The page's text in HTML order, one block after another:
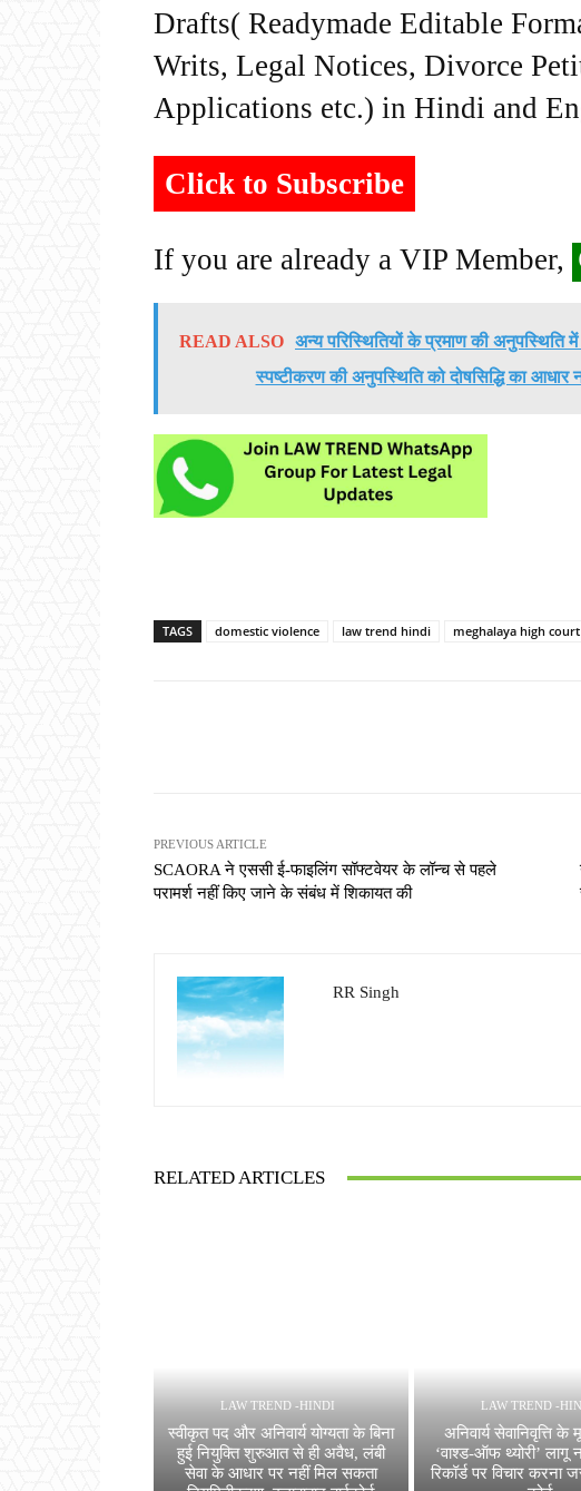
Drafts( Readymade Editable
Writs, Legal Notices, Divorce
Applications etc.) in Hindi and
Click to Subscribe
If you are already a VIP Member,
READ ALSO अन्य परिस्थितियों के प्रमाण की
स्पष्टीकरण की अनुपस्थिति को दोषसिद्धि का आधार
TAGS domestic violence law trend hindi meghalaya high court
PREVIOUS ARTICLE
SCAORA ने एससी ई-फाइलिंग सॉफ्टवेयर के लॉन्च से पहले
परामर्श नहीं किए जाने के संबंध में शिकायत की
RR Singh
RELATED ARTICLES
LAW TREND -HINDI
स्वीकृत पद और अनिवार्य योग्यता के बिना
हुई नियुक्ति शुरुआत से ही अवैध, लंबी
सेवा के आधार पर नहीं मिल सकता
LAW TREND -
अनिवार्य सेवानिवृत्ति
‘वाश्ड-ऑफ थ्योरी’ लागू
रिकॉर्ड पर विचार करना